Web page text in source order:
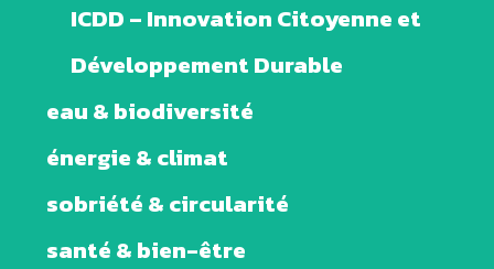
ICDD – Innovation Citoyenne et
Développement Durable
eau & biodiversité
énergie & climat
sobriété & circularité
santé & bien-être